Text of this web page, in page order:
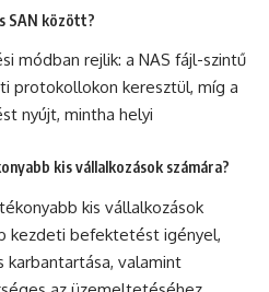
SAN között?
módban rejlik: a NAS fájl-szintű
protokollokon keresztül, míg a
nyújt, mintha helyi
kis vállalkozások számára?
kis vállalkozások
kezdeti befektetést igényel,
valamint